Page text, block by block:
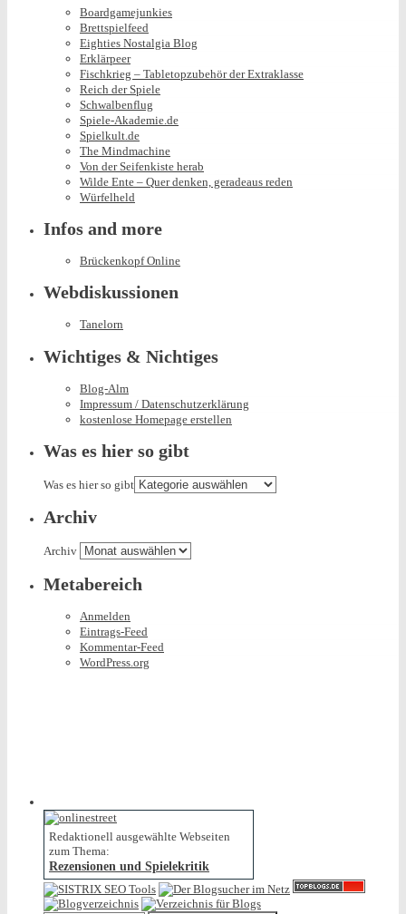
Boardgamejunkies
Brettspielfeed
Eighties Nostalgia Blog
Erklärpeer
Fischkrieg – Tabletopzubehör der Extraklasse
Reich der Spiele
Schwalbenflug
Spiele-Akademie.de
Spielkult.de
The Mindmachine
Von der Seifenkiste herab
Wilde Ente – Quer denken, geradeaus reden
Würfelheld
Infos and more
Brückenkopf Online
Webdiskussionen
Tanelorn
Wichtiges & Nichtiges
Blog-Alm
Impressum / Datenschutzerklärung
kostenlose Homepage erstellen
Was es hier so gibt
Was es hier so gibt
Archiv
Archiv
Metabereich
Anmelden
Eintrags-Feed
Kommentar-Feed
WordPress.org
Redaktionell ausgewählte Webseiten
zum Thema:
Rezensionen und Spielekritik